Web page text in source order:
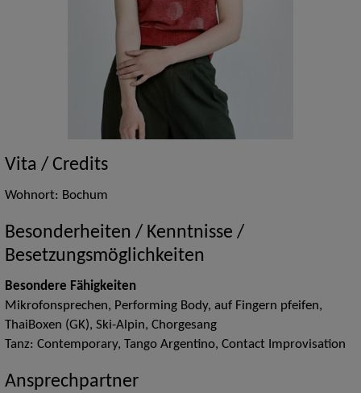
Vita / Credits
Wohnort: Bochum
Besonderheiten / Kenntnisse /
Besetzungsmöglichkeiten
Besondere Fähigkeiten
Mikrofonsprechen, Performing Body, auf Fingern pfeifen,
ThaiBoxen (GK), Ski-Alpin, Chorgesang
Tanz: Contemporary, Tango Argentino, Contact Improvisation
Ansprechpartner